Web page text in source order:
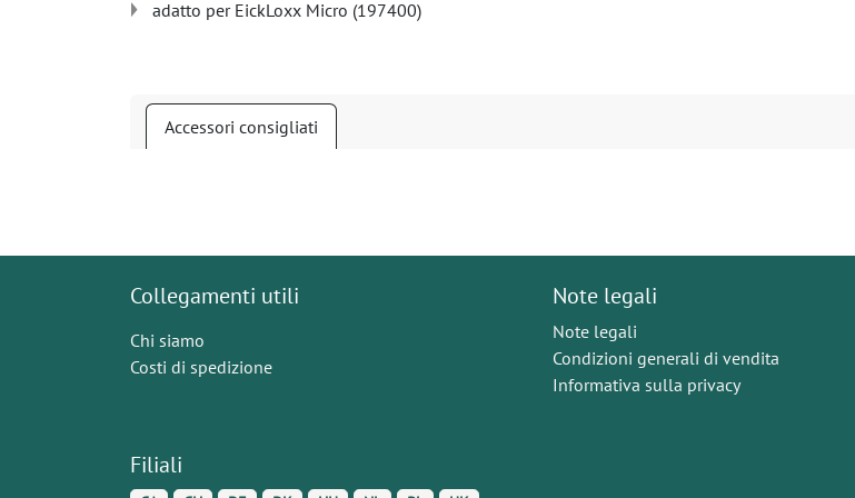
adatto per EickLoxx Micro (197400)
Accessori consigliati
Collegamenti utili
Chi siamo
Costi di spedizione
Filiali
Note legali
Note legali
Condizioni generali di vendita
Informativa sulla privacy